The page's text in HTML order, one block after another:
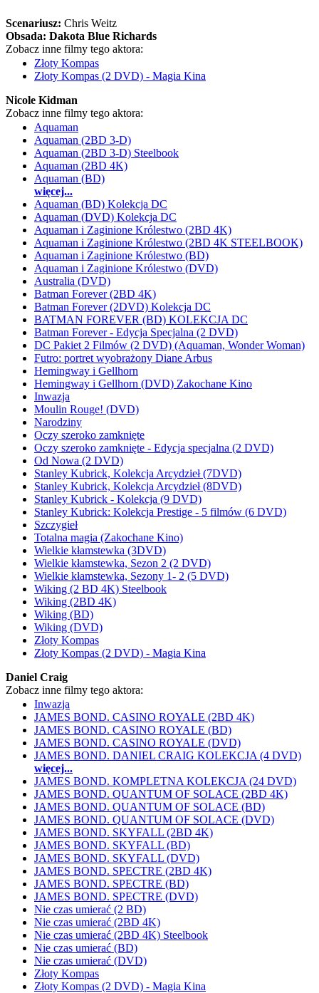
Scenariusz: Chris Weitz
Obsada: Dakota Blue Richards
Zobacz inne filmy tego aktora:
Złoty Kompas
Złoty Kompas (2 DVD) - Magia Kina
Nicole Kidman
Zobacz inne filmy tego aktora:
Aquaman
Aquaman (2BD 3-D)
Aquaman (2BD 3-D) Steelbook
Aquaman (2BD 4K)
Aquaman (BD)
więcej...
Aquaman (BD) Kolekcja DC
Aquaman (DVD) Kolekcja DC
Aquaman i Zaginione Królestwo (2BD 4K)
Aquaman i Zaginione Królestwo (2BD 4K STEELBOOK)
Aquaman i Zaginione Królestwo (BD)
Aquaman i Zaginione Królestwo (DVD)
Australia (DVD)
Batman Forever (2BD 4K)
Batman Forever (2DVD) Kolekcja DC
BATMAN FOREVER (BD) KOLEKCJA DC
Batman Forever - Edycja Specjalna (2 DVD)
DC Pakiet 2 Filmów (2 DVD) (Aquaman, Wonder Woman)
Futro: portret wyobrażony Diane Arbus
Hemingway i Gellhorn
Hemingway i Gellhorn (DVD) Zakochane Kino
Inwazja
Moulin Rouge! (DVD)
Narodziny
Oczy szeroko zamknięte
Oczy szeroko zamknięte - Edycja specjalna (2 DVD)
Od Nowa (2 DVD)
Stanley Kubrick, Kolekcja Arcydzieł (7DVD)
Stanley Kubrick, Kolekcja Arcydzieł (8DVD)
Stanley Kubrick - Kolekcja (9 DVD)
Stanley Kubrick: Kolekcja Prestige - 5 filmów (6 DVD)
Szczygieł
Totalna magia (Zakochane Kino)
Wielkie kłamstewka (3DVD)
Wielkie kłamstewka, Sezon 2 (2 DVD)
Wielkie kłamstewka, Sezony 1- 2 (5 DVD)
Wiking (2 BD 4K) Steelbook
Wiking (2BD 4K)
Wiking (BD)
Wiking (DVD)
Złoty Kompas
Złoty Kompas (2 DVD) - Magia Kina
Daniel Craig
Zobacz inne filmy tego aktora:
Inwazja
JAMES BOND. CASINO ROYALE (2BD 4K)
JAMES BOND. CASINO ROYALE (BD)
JAMES BOND. CASINO ROYALE (DVD)
JAMES BOND. DANIEL CRAIG KOLEKCJA (4 DVD)
więcej...
JAMES BOND. KOMPLETNA KOLEKCJA (24 DVD)
JAMES BOND. QUANTUM OF SOLACE (2BD 4K)
JAMES BOND. QUANTUM OF SOLACE (BD)
JAMES BOND. QUANTUM OF SOLACE (DVD)
JAMES BOND. SKYFALL (2BD 4K)
JAMES BOND. SKYFALL (BD)
JAMES BOND. SKYFALL (DVD)
JAMES BOND. SPECTRE (2BD 4K)
JAMES BOND. SPECTRE (BD)
JAMES BOND. SPECTRE (DVD)
Nie czas umierać (2 BD)
Nie czas umierać (2BD 4K)
Nie czas umierać (2BD 4K) Steelbook
Nie czas umierać (BD)
Nie czas umierać (DVD)
Złoty Kompas
Złoty Kompas (2 DVD) - Magia Kina